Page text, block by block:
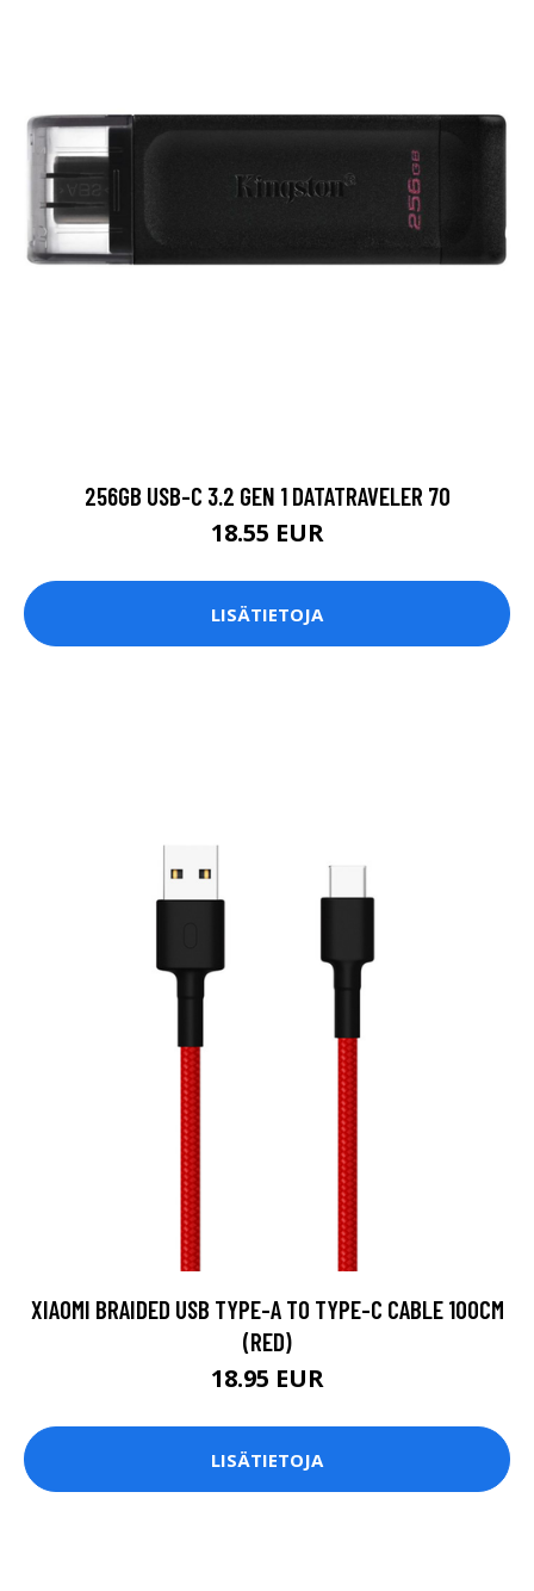
256GB USB-C 3.2 GEN 1 DATATRAVELER 70
18.55 EUR
LISÄTIETOJA
XIAOMI BRAIDED USB TYPE-A TO TYPE-C CABLE 100CM
(RED)
18.95 EUR
LISÄTIETOJA